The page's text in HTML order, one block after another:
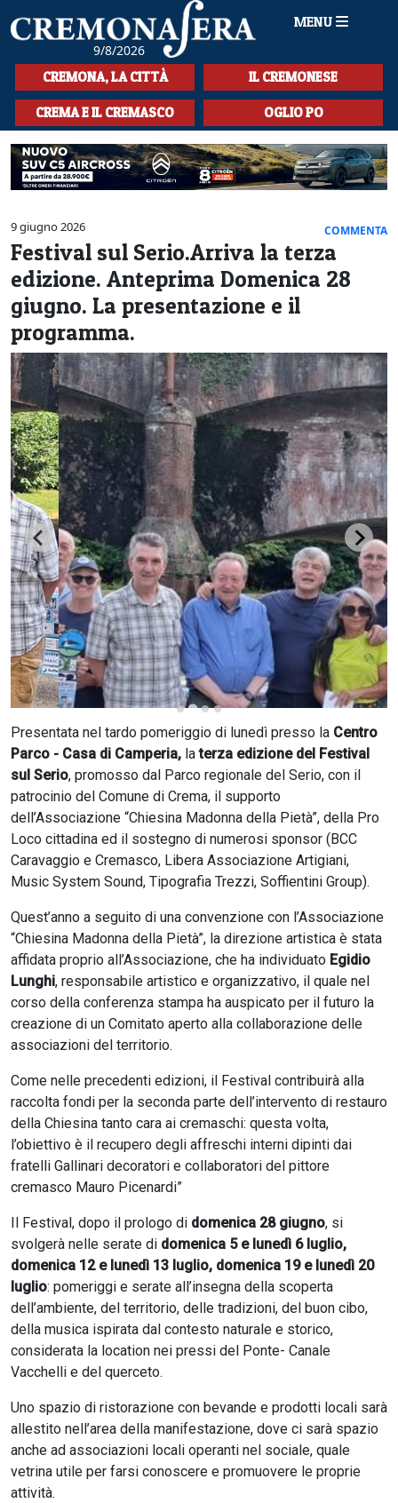
9/8/2026
MENU
HOME
CRONACA
SPORT
LA MUSICA
CULTURA
LA STORIA
SPETTACOLI
L'EDITORIALE
SEZIONI
CERCA
CREMONA, LA CITTÀ IL CREMONESE
CREMA E IL CREMASCO OGLIO PO
9 giugno 2026 COMMENTA
Festival sul Serio.Arriva la terza
edizione. Anteprima Domenica 28
giugno. La presentazione e il
programma.
Presentata nel tardo pomeriggio di lunedì presso la Centro
Parco - Casa di Camperia, laterza edizione del Festival
sul Serio, promosso dal Parco regionale del Serio, con il
patrocinio del Comune di Crema, il supporto
dell’Associazione “Chiesina Madonna della Pietà”, della Pro
Loco cittadina ed il sostegno di numerosi sponsor (BCC
Caravaggio e Cremasco, Libera Associazione Artigiani,
Music System Sound, Tipografia Trezzi, Soffientini Group).
Quest’anno a seguito di una convenzione con l’Associazione
“Chiesina Madonna della Pietà”, la direzione artistica è stata
affidata proprio all’Associazione, che ha individuato Egidio
Lunghi, responsabile artistico e organizzativo, il quale nel
corso della conferenza stampa ha auspicato per il futuro la
creazione di un Comitato aperto alla collaborazione delle
associazioni del territorio.
Come nelle precedenti edizioni, il Festival contribuirà alla
raccolta fondi per la seconda parte dell’intervento di restauro
della Chiesina tanto cara ai cremaschi: questa volta,
l’obiettivo è il recupero degli affreschi interni dipinti dai
fratelli Gallinari decoratori e collaboratori del pittore
cremasco Mauro Picenardi”
Il Festival, dopo il prologo di domenica 28 giugno, si
svolgerà nelle serate di domenica 5 e lunedì 6 luglio,
domenica 12 e lunedì 13 luglio, domenica 19 e lunedì 20
luglio: pomeriggi e serate all’insegna della scoperta
dell’ambiente, del territorio, delle tradizioni, del buon cibo,
della musica ispirata dal contesto naturale e storico,
considerata la location nei pressi del Ponte- Canale
Vacchelli e del querceto.
Uno spazio di ristorazione con bevande e prodotti locali sarà
allestito nell’area della manifestazione, dove ci sarà spazio
anche ad associazioni locali operanti nel sociale, quale
vetrina utile per farsi conoscere e promuovere le proprie
attività.